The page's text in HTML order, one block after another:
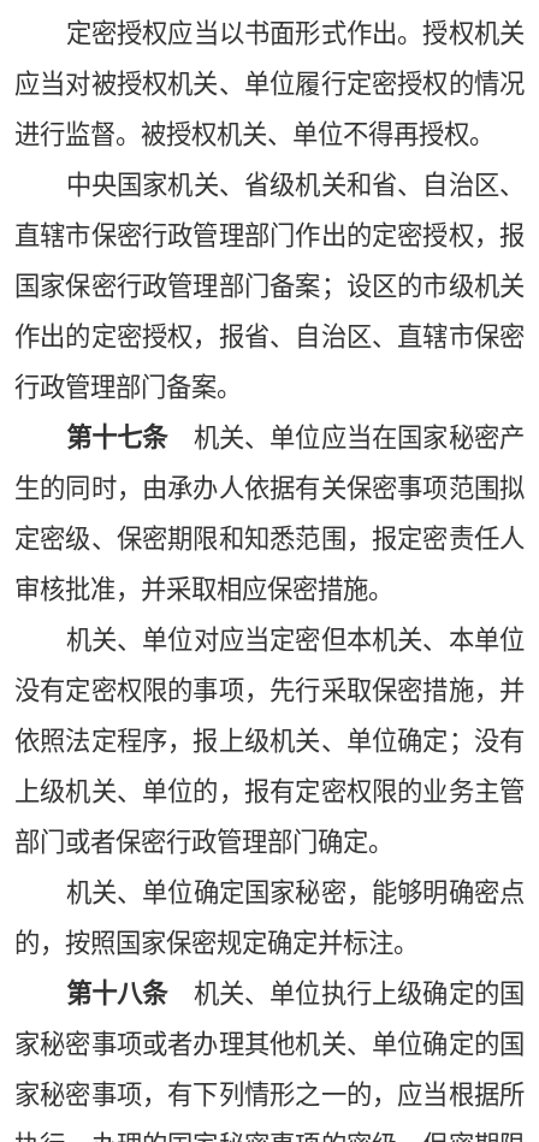
定密授权应当以书面形式作出。授权机关
应当对被授权机关、单位履行定密授权的情况
进行监督。被授权机关、单位不得再授权。
中央国家机关、省级机关和省、自治区、
直辖市保密行政管理部门作出的定密授权，报
国家保密行政管理部门备案；设区的市级机关
作出的定密授权，报省、自治区、直辖市保密
行政管理部门备案。
第十七条机关、单位应当在国家秘密产
生的同时，由承办人依据有关保密事项范围拟
定密级、保密期限和知悉范围，报定密责任人
审核批准，并采取相应保密措施。
机关、单位对应当定密但本机关、本单位
没有定密权限的事项，先行采取保密措施，并
依照法定程序，报上级机关、单位确定；没有
上级机关、单位的，报有定密权限的业务主管
部门或者保密行政管理部门确定。
机关、单位确定国家秘密，能够明确密点
的，按照国家保密规定确定并标注。
第十八条机关、单位执行上级确定的国
家秘密事项或者办理其他机关、单位确定的国
家秘密事项，有下列情形之一的，应当根据所